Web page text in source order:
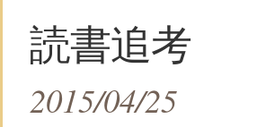
読書追考
2015/04/25